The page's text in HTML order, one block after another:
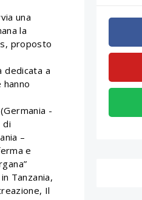
una
la
proposto
dedicata a
-
di
–
e
Tanzania,
Il